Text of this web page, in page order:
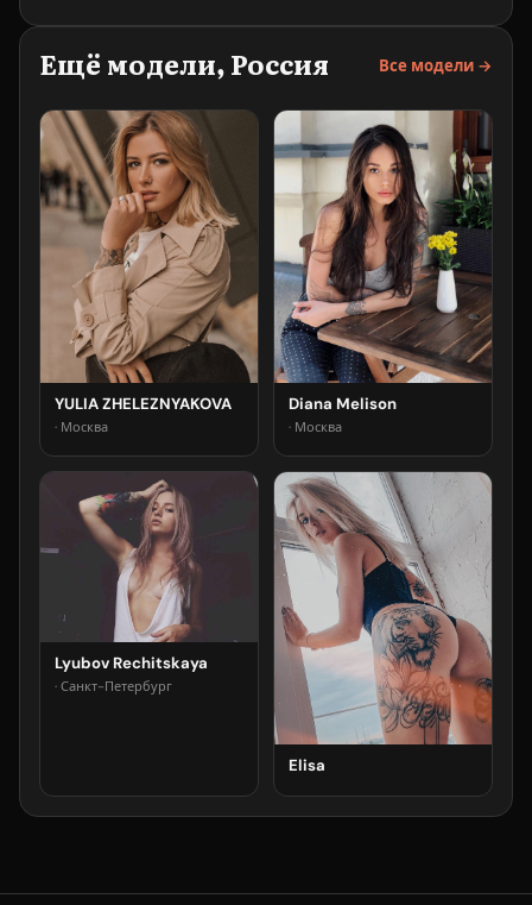
Ещё модели, Россия Все модели →
YULIA ZHELEZNYAKOVA
· Москва
Diana Melison
· Москва
Lyubov Rechitskaya
· Санкт-Петербург
Elisa